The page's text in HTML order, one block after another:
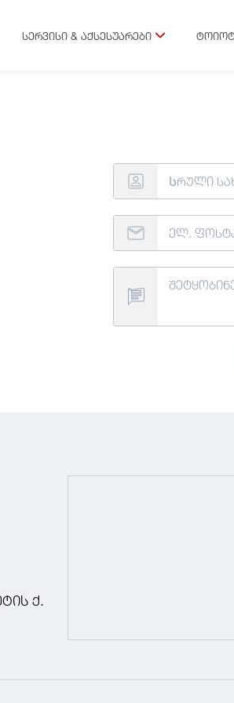
ᲡᲔᲠᲕᲘᲡᲘ & ᲐᲥᲡᲔᲡᲣᲐᲠᲔᲑᲘ
ქ.